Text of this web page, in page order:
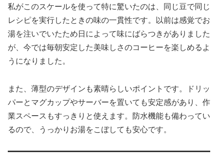
私がこのスケールを使って特に驚いたのは、同じ豆で同じ
レシピを実行したときの味の一貫性です。以前は感覚でお
湯を注いでいたため日によって味にばらつきがありました
が、今では毎朝安定した美味しさのコーヒーを楽しめるよ
うになりました。
また、薄型のデザインも素晴らしいポイントです。ドリッ
パーとマグカップやサーバーを置いても安定感があり、作
業スペースもすっきりと使えます。防水機能も備わってい
るので、うっかりお湯をこぼしても安心です。